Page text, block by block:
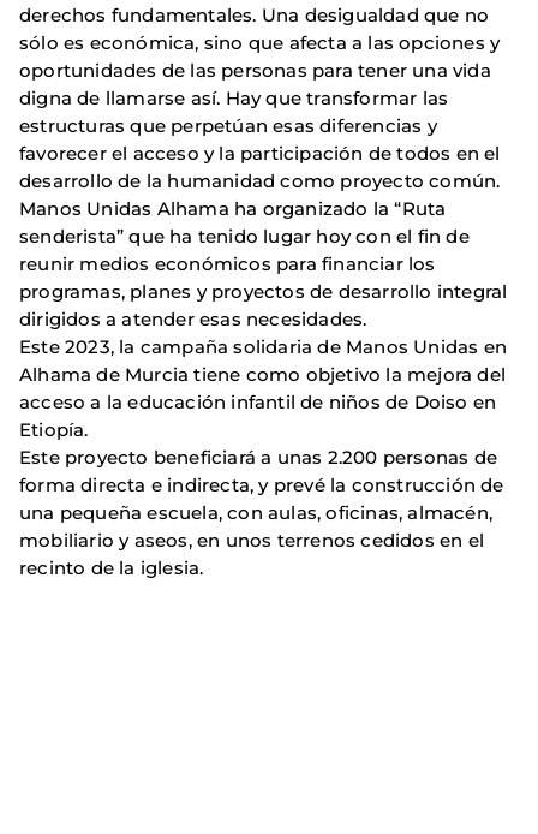
derechos fundamentales. Una desigualdad que no
sólo es económica, sino que afecta a las opciones y
oportunidades de las personas para tener una vida
digna de llamarse así. Hay que transformar las
estructuras que perpetúan esas diferencias y
favorecer el acceso y la participación de todos en el
desarrollo de la humanidad como proyecto común.
Manos Unidas Alhama ha organizado la “Ruta
senderista” que ha tenido lugar hoy con el fin de
reunir medios económicos para financiar los
programas, planes y proyectos de desarrollo integral
dirigidos a atender esas necesidades.
Este 2023, la campaña solidaria de Manos Unidas en
Alhama de Murcia tiene como objetivo la mejora del
acceso a la educación infantil de niños de Doiso en
Etiopía.
Este proyecto beneficiará a unas 2.200 personas de
forma directa e indirecta, y prevé la construcción de
una pequeña escuela, con aulas, oficinas, almacén,
mobiliario y aseos, en unos terrenos cedidos en el
recinto de la iglesia.